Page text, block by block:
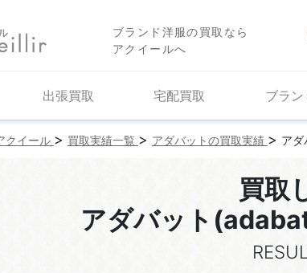
ブランド洋服の買取なら
アクイールへ
出張買取 宅配買取 ブラン
クイール > 買取実績一覧 > アダバットの買取実績 > アダ
買取
アダバット